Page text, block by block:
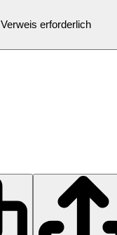
Verweis erforderlich